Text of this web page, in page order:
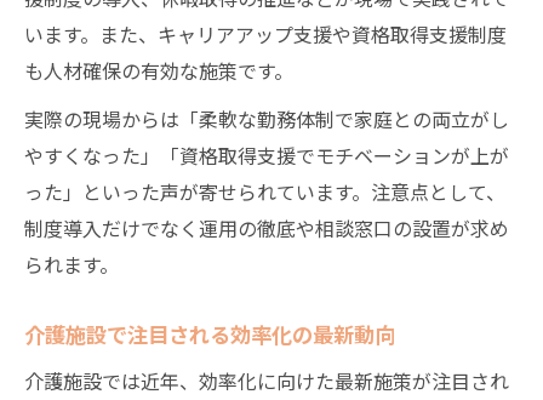
います。また、キャリアアップ支援や資格取得支援制度
も人材確保の有効な施策です。
実際の現場からは「柔軟な勤務体制で家庭との両立がし
やすくなった」「資格取得支援でモチベーションが上が
った」といった声が寄せられています。注意点として、
制度導入だけでなく運用の徹底や相談窓口の設置が求め
られます。
介護施設で注目される効率化の最新動向
介護施設では近年、効率化に向けた最新施策が注目され